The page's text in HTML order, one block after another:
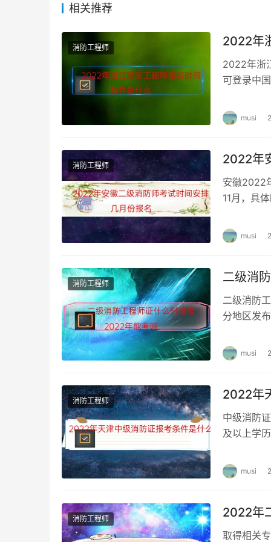
2、完成注册的报考人员，专业技术资格考试服
写报考信息。
3、考生在网上报名系统注册时，网上报名系
在线核查，完成相关数据核查后方可继续报名。
服务平台显示结果为准。
相关推荐
消防工程师 2022年
2022年浙
可登录中
musi
消防工程师 2022年
安徽2022
11月，具
musi
消防工程师 二级消
二级消防
分地区发
musi
消防工程师 2022年
中级消防
及以上学
musi
消防工程师 2022年
取得相关